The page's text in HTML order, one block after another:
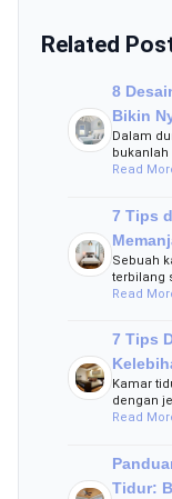
Related
8
Bikin
Dalam
bukanlah
Read
7 Tips
Sebuah
terbilang
Read
7 Tips
Kamar
dengan
Read
Tidur: